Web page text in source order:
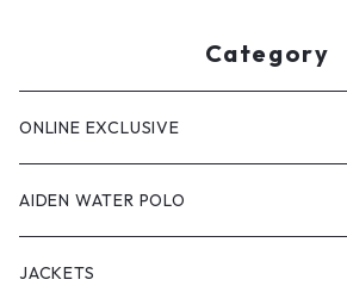
Category
ONLINE EXCLUSIVE
AIDEN WATER POLO
JACKETS